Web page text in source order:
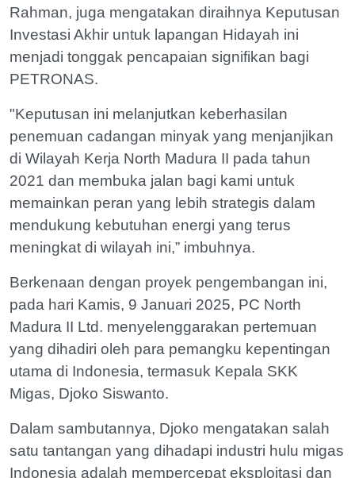
Rahman, juga mengatakan diraihnya Keputusan
Investasi Akhir untuk lapangan Hidayah ini
menjadi tonggak pencapaian signifikan bagi
PETRONAS.
"Keputusan ini melanjutkan keberhasilan
penemuan cadangan minyak yang menjanjikan
di Wilayah Kerja North Madura II pada tahun
2021 dan membuka jalan bagi kami untuk
memainkan peran yang lebih strategis dalam
mendukung kebutuhan energi yang terus
meningkat di wilayah ini,” imbuhnya.
Berkenaan dengan proyek pengembangan ini,
pada hari Kamis, 9 Januari 2025, PC North
Madura II Ltd. menyelenggarakan pertemuan
yang dihadiri oleh para pemangku kepentingan
utama di Indonesia, termasuk Kepala SKK
Migas, Djoko Siswanto.
Dalam sambutannya, Djoko mengatakan salah
satu tantangan yang dihadapi industri hulu migas
Indonesia adalah mempercepat eksploitasi dan